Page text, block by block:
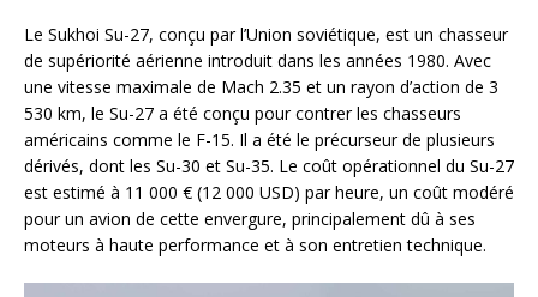
Le Sukhoi Su-27, conçu par l’Union soviétique, est un chasseur
de supériorité aérienne introduit dans les années 1980. Avec
une vitesse maximale de Mach 2.35 et un rayon d’action de 3
530 km, le Su-27 a été conçu pour contrer les chasseurs
américains comme le F-15. Il a été le précurseur de plusieurs
dérivés, dont les Su-30 et Su-35. Le coût opérationnel du Su-27
est estimé à 11 000 € (12 000 USD) par heure, un coût modéré
pour un avion de cette envergure, principalement dû à ses
moteurs à haute performance et à son entretien technique.